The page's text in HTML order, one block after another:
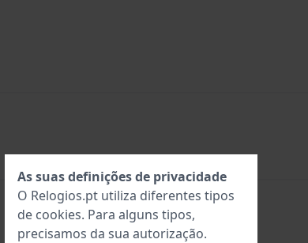
As suas definições de privacidade
O Relogios.pt utiliza diferentes tipos
de cookies. Para alguns tipos,
precisamos da sua autorização.